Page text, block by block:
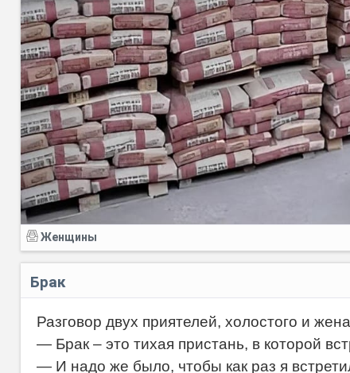
Женщины
Брак
Разговор двух приятелей, холостого и
— Брак – это тихая пристань, в которой
— И надо же было, чтобы как раз я